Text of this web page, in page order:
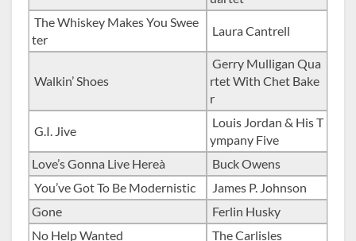
The Whiskey Makes You Swee
ter
Laura Cantrell
Walkin’ Shoes
Gerry Mulligan Qua
rtet With Chet Bake
r
G.I. Jive
Louis Jordan & His T
ympany Five
Love’s Gonna Live Hereà
Buck Owens
You’ve Got To Be Modernistic
James P. Johnson
Gone
Ferlin Husky
No Help Wanted
The Carlisles